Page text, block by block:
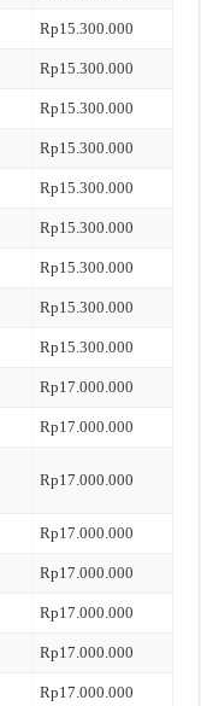
Rp15.300.000
Rp15.300.000
Rp15.300.000
Rp15.300.000
Rp15.300.000
Rp15.300.000
Rp15.300.000
Rp15.300.000
Rp15.300.000
Rp17.000.000
Rp17.000.000
Rp17.000.000
Rp17.000.000
Rp17.000.000
Rp17.000.000
Rp17.000.000
Rp17.000.000